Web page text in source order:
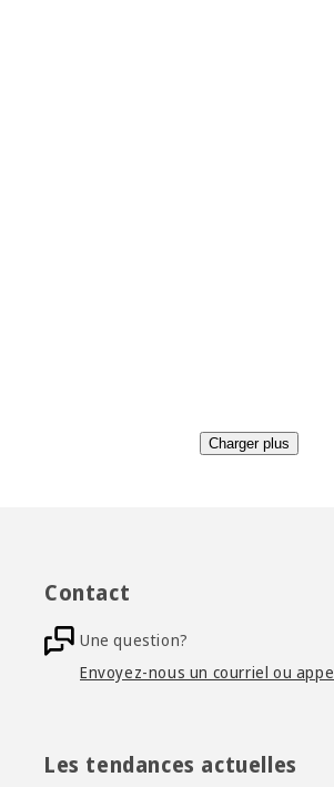
Charger plus
Contact
Une question?
Envoyez-nous un courriel ou
Les tendances actuelles